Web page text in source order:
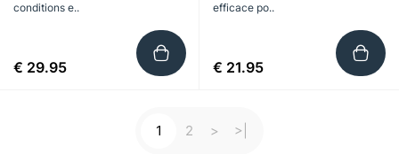
conditions e..
€ 29.95
efficace po..
€ 21.95
1 2 > >|